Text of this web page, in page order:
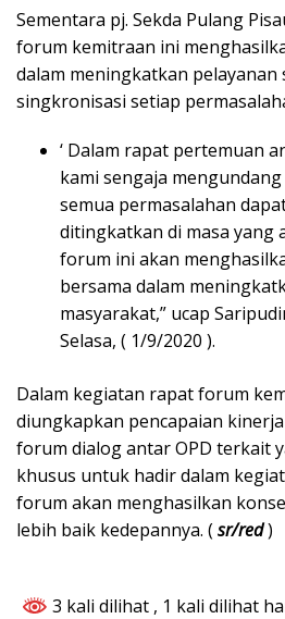
Sementara pj. Sekda Pulang
forum kemitraan ini
dalam meningkatkan
singkronisasi setiap
‘ Dalam rapat pertemuan
kami sengaja
semua permasalahan
ditingkatkan di masa yang
forum ini akan
bersama dalam
masyarakat,” ucap
Selasa, ( 1/9/2020 ).
Dalam kegiatan rapat forum
diungkapkan pencapaian
forum dialog antar OPD terkait
khusus untuk hadir dalam
forum akan menghasilkan
lebih baik kedepannya. (sr/red)
3 kali dilihat , 1 kali dilihat